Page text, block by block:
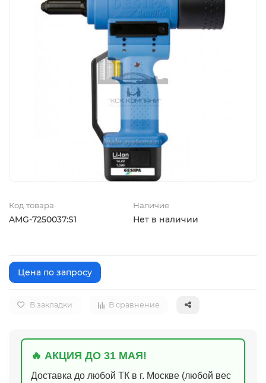
Код товара
AMG-7250037:S1
Наличие
Нет в наличии
Цена по запросу
В закладки В сравнение
🔥 АКЦИЯ ДО 31 МАЯ!
Доставка до любой ТК в г. Москве (любой вес